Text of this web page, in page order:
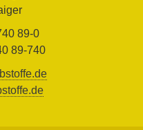
89-0
89-740